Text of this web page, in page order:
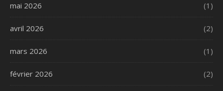
mai 2026 (1)
avril 2026 (2)
mars 2026 (1)
février 2026 (2)